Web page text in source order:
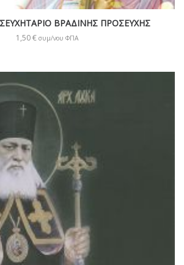
ΒΡΑΔΙΝΗΣ ΠΡΟΣΕΥΧΗΣ
1,50€ συμ/νου ΦΠΑ